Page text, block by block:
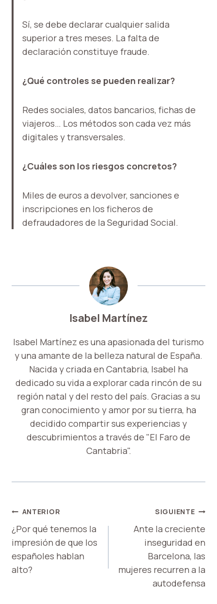
Sí, se debe declarar cualquier salida
superior a tres meses. La falta de
declaración constituye fraude.
¿Qué controles se pueden realizar?
Redes sociales, datos bancarios, fichas de
viajeros… Los métodos son cada vez más
digitales y transversales.
¿Cuáles son los riesgos concretos?
Miles de euros a devolver, sanciones e
inscripciones en los ficheros de
defraudadores de la Seguridad Social.
Isabel Martínez
Isabel Martínez es una apasionada del turismo
y una amante de la belleza natural de España.
Nacida y criada en Cantabria, Isabel ha
dedicado su vida a explorar cada rincón de su
región natal y del resto del país. Gracias a su
gran conocimiento y amor por su tierra, ha
decidido compartir sus experiencias y
descubrimientos a través de "El Faro de
Cantabria".
NAVEGACIÓN
DE
ENTRADAS
ANTERIOR
¿Por qué tenemos la
impresión de que los
españoles hablan
alto?
SIGUIENTE
Ante la creciente
inseguridad en
Barcelona, ​​las
mujeres recurren a la
autodefensa